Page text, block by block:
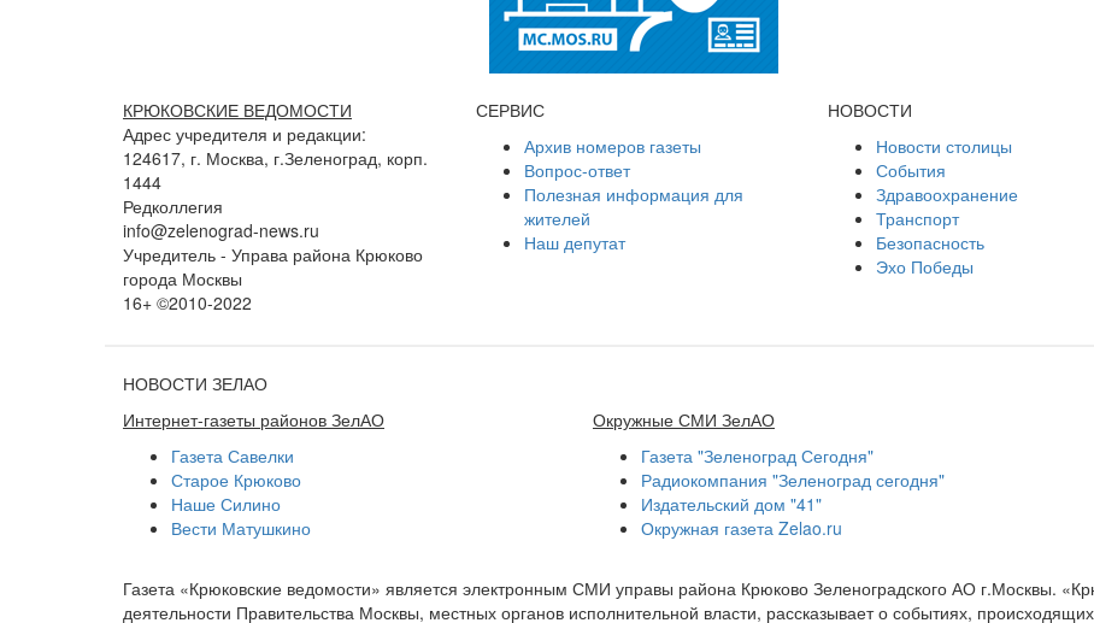
КРЮКОВСКИЕ ВЕДОМОСТИ
Адрес учредителя и редакции:
124617, г. Москва, г.Зеленоград, корп.
1444
Редколлегия
info@zelenograd-news.ru
Учредитель - Управа района Крюково
города Москвы
16+ ©2010-2022
СЕРВИС
Архив номеров газеты
Вопрос-ответ
Полезная информация для
жителей
Наш депутат
НОВОСТИ
Новости столицы
События
Здравоохранение
Транспорт
Безопасность
Эхо Победы
НОВОСТИ ЗЕЛАО
Интернет-газеты районов ЗелАО
Газета Савелки
Старое Крюково
Наше Силино
Вести Матушкино
Окружные СМИ ЗелАО
Газета "Зеленоград Сегодня"
Радиокомпания "Зеленоград сегодня"
Издательский дом "41"
Окружная газета Zelao.ru
Газета «Крюковские ведомости» является электронным СМИ управы района Крюково Зеленоградского АО г.Москвы.
деятельности Правительства Москвы, местных органов исполнительной власти, рассказывает о событиях,